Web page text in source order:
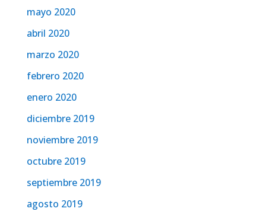
mayo 2020
abril 2020
marzo 2020
febrero 2020
enero 2020
diciembre 2019
noviembre 2019
octubre 2019
septiembre 2019
agosto 2019